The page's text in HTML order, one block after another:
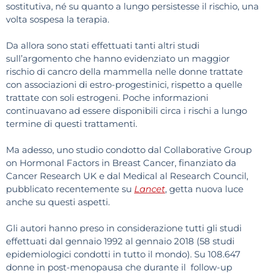
sostitutiva, né su quanto a lungo persistesse il rischio, una
volta sospesa la terapia.
Da allora sono stati effettuati tanti altri studi
sull’argomento che hanno evidenziato un maggior
rischio di cancro della mammella nelle donne trattate
con associazioni di estro-progestinici, rispetto a quelle
trattate con soli estrogeni. Poche informazioni
continuavano ad essere disponibili circa i rischi a lungo
termine di questi trattamenti.
Ma adesso, uno studio condotto dal Collaborative Group
on Hormonal Factors in Breast Cancer, finanziato da
Cancer Research UK e dal Medical al Research Council,
pubblicato recentemente su Lancet, getta nuova luce
anche su questi aspetti.
Gli autori hanno preso in considerazione tutti gli studi
effettuati dal gennaio 1992 al gennaio 2018 (58 studi
epidemiologici condotti in tutto il mondo). Su 108.647
donne in post-menopausa che durante il follow-up